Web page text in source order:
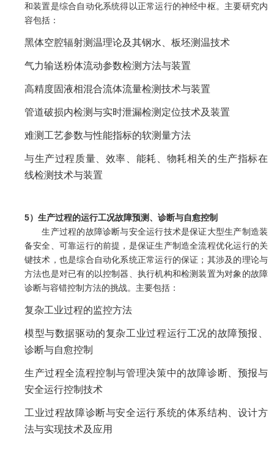
和装置是综合自动化系统得以正常运行的神经中枢。主要研究内
容包括：
黑体空腔辐射测温理论及其钢水、板坯测温技术
气力输送粉体流动参数检测方法与装置
高精度固液相混合流体流量检测技术与装置
管道破损内检测与实时泄漏检测定位技术及装置
难测工艺参数与性能指标的软测量方法
与生产过程质量、效率、能耗、物耗相关的生产指标在
线检测技术与装置
5）生产过程的运行工况故障预测、诊断与自愈控制
生产过程的故障诊断与安全运行技术是保证大型生产制造装
备安全、可靠运行的前提，是保证生产制造全流程优化运行的关
键技术，也是综合自动化系统正常运行的保证；其涉及的理论与
方法也是对已有的以控制器、执行机构和检测装置为对象的故障
诊断与容错控制方法的挑战。主要包括：
复杂工业过程的监控方法
模型与数据驱动的复杂工业过程运行工况的故障预报、
诊断与自愈控制
生产过程全流程控制与管理决策中的故障诊断、预报与
安全运行控制技术
工业过程故障诊断与安全运行系统的体系结构、设计方
法与实现技术及应用